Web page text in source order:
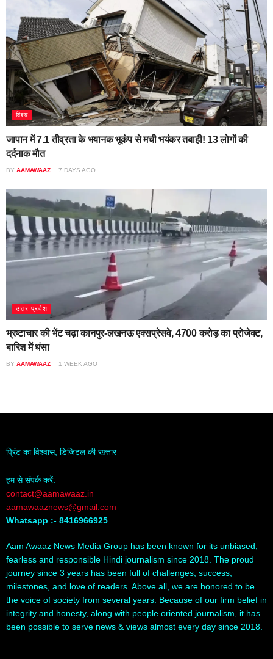
विश्व
जापान में 7.1 तीव्रता के भयानक भूकंप से मची भयंकर तबाही! 13 लोगों की
दर्दनाक मौत
BY AAMAWAAZ 7 DAYS AGO
उत्तर प्रदेश
भ्रष्टाचार की भेंट चढ़ा कानपुर-लखनऊ एक्सप्रेसवे, 4700 करोड़ का प्रोजेक्ट,
बारिश में धंसा
BY AAMAWAAZ 1 WEEK AGO
प्रिंट का विश्वास, डिजिटल की रफ़्तार
हम से संपर्क करें:
contact@aamawaaz.in
aamawaaznews@gmail.com
Whatsapp :- 8416966925
Aam Awaaz News Media Group has been known for its unbiased,
fearless and responsible Hindi journalism since 2018. The proud
journey since 3 years has been full of challenges, success,
milestones, and love of readers. Above all, we are honored to be
the voice of society from several years. Because of our firm belief in
integrity and honesty, along with people oriented journalism, it has
been possible to serve news & views almost every day since 2018.